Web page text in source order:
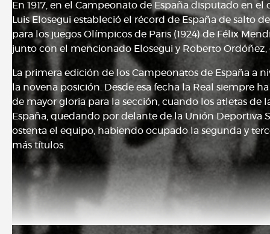
En 1917, en el Campeonato de España disputado en
Luis Elosegui estableció el récord de España de salto
para los juegos Olímpicos de Paris (1924) de Félix
junto con el mencionado Elosegui y Roberto
La primera edición de los Campeonatos de España a
la novena posición. Desde esa fecha la Real siempre
de mayor gloria para la sección, cuando los atletas
España, quedando por delante de la Unión Deportiva
ostenta el equipo, habiendo ocupado la segunda y
más títulos.